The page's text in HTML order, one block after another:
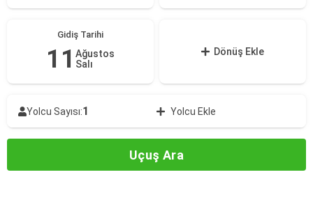
Gidiş Tarihi
11 Ağustos
Salı
Dönüş Ekle
Yolcu Sayısı:1 Yolcu Ekle
Uçuş Ara